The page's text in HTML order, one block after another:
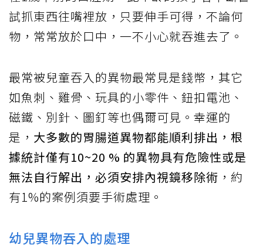
試抓東西往嘴裡放，只要伸手可得，不論何
物，常常放於口中，一不小心就吞進去了。
最常被兒童吞入的異物最常見是錢幣，其它
如魚刺、雞骨、玩具的小零件、鈕扣電池、
磁鐵、別針、圖釘等也偶爾可見。幸運的
是， 大多數的胃腸道異物都能順利排出，根
據統計僅有10~20 % 的異物具有危險性或是
無法自行解出，必須安排內視鏡移除術 ，約
有1%的案例須要手術處理。
幼兒異物吞入的處理